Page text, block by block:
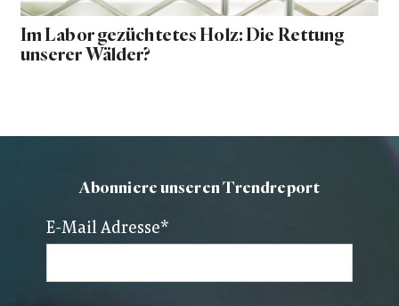
Im Labor gezüchtetes Holz: Die Rettung
unserer Wälder?
Abonniere unseren Trendreport
E-Mail Adresse*